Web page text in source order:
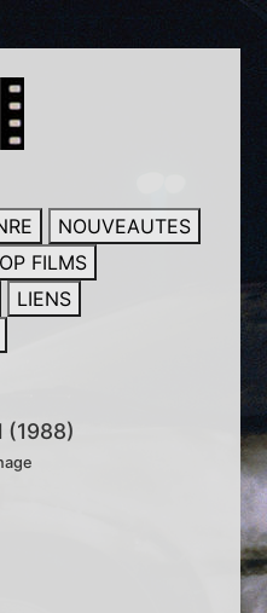
NOUVEAUTES
FILMS
LIENS
(1988)